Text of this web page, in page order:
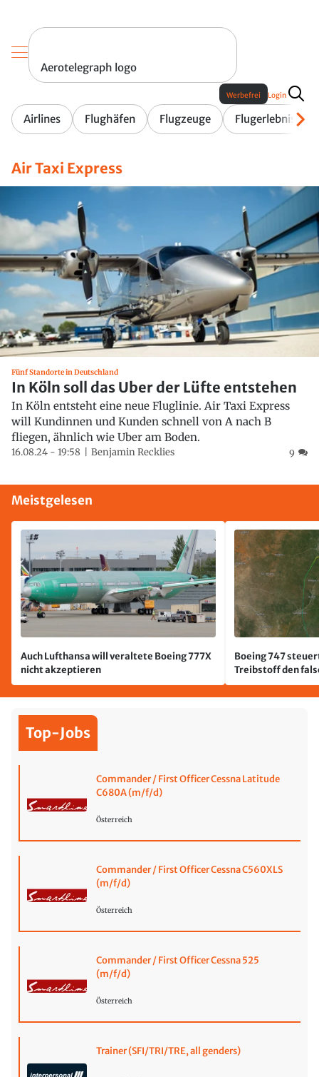
Aerotelegraph logo
Airlines Flughäfen Flugzeuge Flugerlebnis
Werbefrei Login
Air Taxi Express
Fünf Standorte in Deutschland
In Köln soll das Uber der Lüfte entstehen
In Köln entsteht eine neue Fluglinie. Air Taxi Express
will Kundinnen und Kunden schnell von A nach B
fliegen, ähnlich wie Uber am Boden.
16.08.24 - 19:58 Benjamin Recklies 9
Meistgelesen
Auch Lufthansa will veraltete Boeing 777X
nicht akzeptieren
Boeing 747
Treibstoff den
Top-Jobs
Commander / First Officer Cessna Latitude
C680A (m/f/d)
Österreich
Commander / First Officer Cessna C560XLS
(m/f/d)
Österreich
Commander / First Officer Cessna 525
(m/f/d)
Österreich
Trainer (SFI/TRI/TRE, all genders)